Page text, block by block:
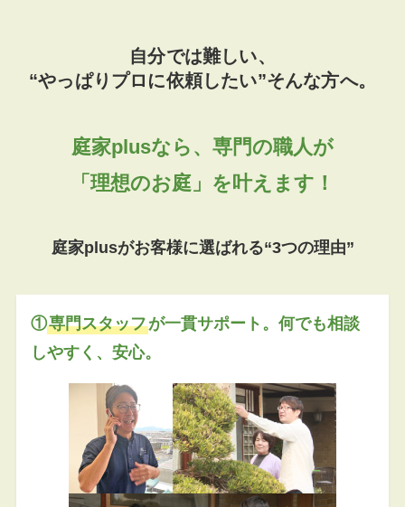
自分では難しい、
“やっぱりプロに依頼したい”そんな方へ。
庭家plusなら、専門の職人が
「理想のお庭」を叶えます！
庭家plusがお客様に選ばれる“3つの理由”
①専門スタッフが一貫サポート。何でも相談
しやすく、安心。